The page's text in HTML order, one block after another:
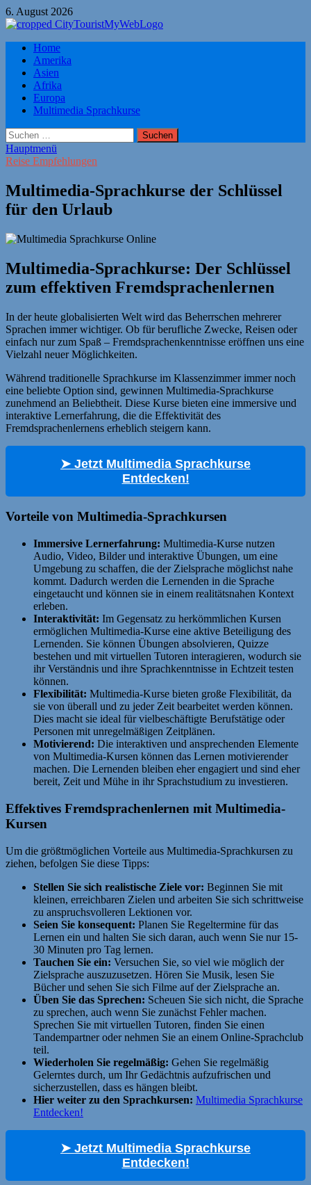
Zum
Inhalt
6. August 2026
Citytourist Reise Tipps
Urlaub, Ferien, Flüge, Freizeit, Reise
Home
Amerika
Asien
Afrika
Europa
Multimedia Sprachkurse
Suchen
nach:
Hauptmenü
Reise Empfehlungen
Multimedia-Sprachkurse der Schlüssel
für den Urlaub
Multimedia-Sprachkurse: Der Schlüssel
zum effektiven Fremdsprachenlernen
In der heute globalisierten Welt wird das Beherrschen mehrerer
Sprachen immer wichtiger. Ob für berufliche Zwecke, Reisen oder
einfach nur zum Spaß – Fremdsprachenkenntnisse eröffnen uns eine
Vielzahl neuer Möglichkeiten.
Während traditionelle Sprachkurse im Klassenzimmer immer noch
eine beliebte Option sind, gewinnen Multimedia-Sprachkurse
zunehmend an Beliebtheit. Diese Kurse bieten eine immersive und
interaktive Lernerfahrung, die die Effektivität des
Fremdsprachenlernens erheblich steigern kann.
➤ Jetzt Multimedia Sprachkurse
Entdecken!
Vorteile von Multimedia-Sprachkursen
Immersive Lernerfahrung: Multimedia-Kurse nutzen
Audio, Video, Bilder und interaktive Übungen, um eine
Umgebung zu schaffen, die der Zielsprache möglichst nahe
kommt. Dadurch werden die Lernenden in die Sprache
eingetaucht und können sie in einem realitätsnahen Kontext
erleben.
Interaktivität: Im Gegensatz zu herkömmlichen Kursen
ermöglichen Multimedia-Kurse eine aktive Beteiligung des
Lernenden. Sie können Übungen absolvieren, Quizze
bestehen und mit virtuellen Tutoren interagieren, wodurch sie
ihr Verständnis und ihre Sprachkenntnisse in Echtzeit testen
können.
Flexibilität: Multimedia-Kurse bieten große Flexibilität, da
sie von überall und zu jeder Zeit bearbeitet werden können.
Dies macht sie ideal für vielbeschäftigte Berufstätige oder
Personen mit unregelmäßigen Zeitplänen.
Motivierend: Die interaktiven und ansprechenden Elemente
von Multimedia-Kursen können das Lernen motivierender
machen. Die Lernenden bleiben eher engagiert und sind eher
bereit, Zeit und Mühe in ihr Sprachstudium zu investieren.
Effektives Fremdsprachenlernen mit Multimedia-
Kursen
Um die größtmöglichen Vorteile aus Multimedia-Sprachkursen zu
ziehen, befolgen Sie diese Tipps:
Stellen Sie sich realistische Ziele vor: Beginnen Sie mit
kleinen, erreichbaren Zielen und arbeiten Sie sich schrittweise
zu anspruchsvolleren Lektionen vor.
Seien Sie konsequent: Planen Sie Regeltermine für das
Lernen ein und halten Sie sich daran, auch wenn Sie nur 15-
30 Minuten pro Tag lernen.
Tauchen Sie ein: Versuchen Sie, so viel wie möglich der
Zielsprache auszuzusetzen. Hören Sie Musik, lesen Sie
Bücher und sehen Sie sich Filme auf der Zielsprache an.
Üben Sie das Sprechen: Scheuen Sie sich nicht, die Sprache
zu sprechen, auch wenn Sie zunächst Fehler machen.
Sprechen Sie mit virtuellen Tutoren, finden Sie einen
Tandempartner oder nehmen Sie an einem Online-Sprachclub
teil.
Wiederholen Sie regelmäßig: Gehen Sie regelmäßig
Gelerntes durch, um Ihr Gedächtnis aufzufrischen und
sicherzustellen, dass es hängen bleibt.
Hier weiter zu den Sprachkursen: Multimedia Sprachkurse
Entdecken!
➤ Jetzt Multimedia Sprachkurse
Entdecken!